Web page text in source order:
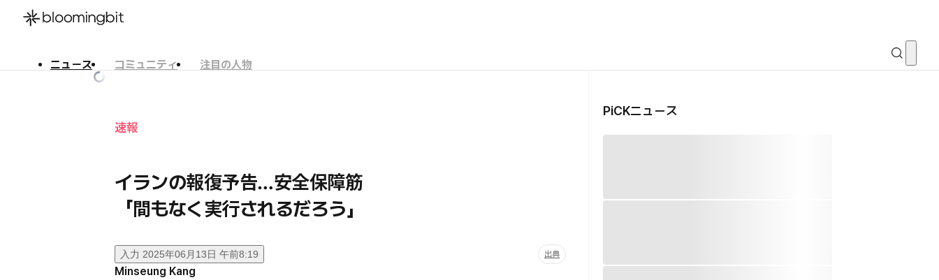
ニュース コミュニティ
注目の人物
速報
イランの報復予告…安全保障筋
「間もなく実行されるだろう」
入力 2025年06月13日 午前8:19 出典
Minseung Kang
PiCKニュース